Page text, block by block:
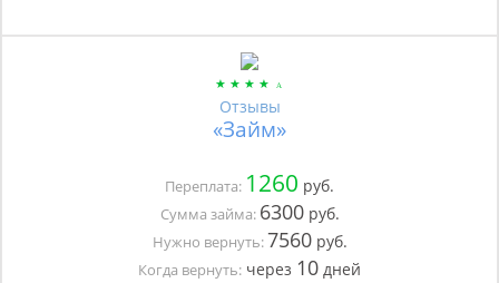
Отзывы
«Займ»
Переплата: 1260 руб.
Сумма займа: 6300руб.
Нужно вернуть:7560руб.
Когда вернуть: через 10 дней